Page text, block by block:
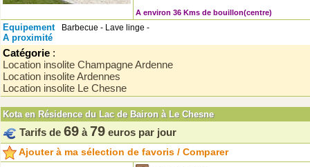
A environ 36 Kms de bouillon(centre)
Equipement Barbecue - Lave linge -
A proximité
Catégorie :
Location insolite Champagne Ardenne
Location insolite Ardennes
Location insolite Le Chesne
Kota en Résidence du Lac de Bairon à Le Chesne
Tarifs de 69 à 79 euros par jour
Ajouter à ma sélection de favoris / Comparer